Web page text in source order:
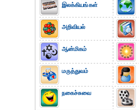
இலக்கியங்கள்
அறிவியல்
ஆன்மிகம்
மருத்துவம்
நகைச்சுவை